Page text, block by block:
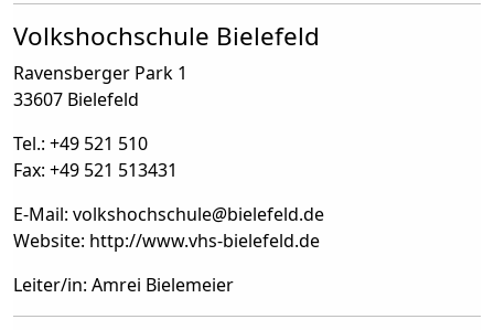
Volkshochschule Bielefeld
Ravensberger Park 1
33607 Bielefeld
Tel.: +49 521 510
Fax: +49 521 513431
E-Mail: volkshochschule@bielefeld.de
Website: http://www.vhs-bielefeld.de
Leiter/in: Amrei Bielemeier